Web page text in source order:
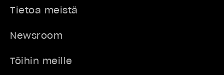
Tietoa meistä
Newsroom
Töihin meille